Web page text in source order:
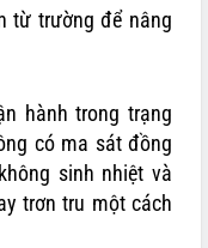
từ trường để nâng
hành trong trạng
có ma sát đồng
sinh nhiệt và
trơn tru một cách